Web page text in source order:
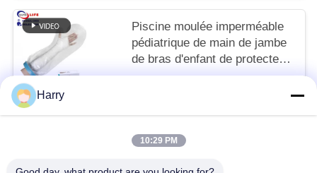
Piscine moulée imperméable
pédiatrique de main de jambe
de bras d'enfant de protecteur
de couverture de pied de botte
Harry
10:29 PM